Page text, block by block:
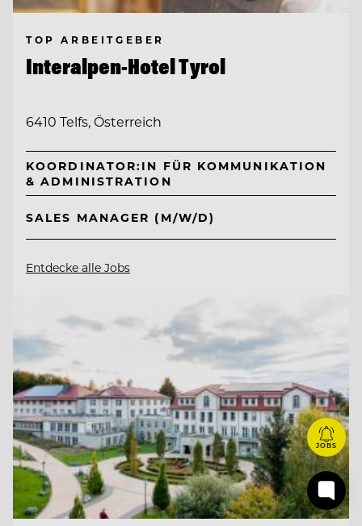
TOP ARBEITGEBER
Interalpen-Hotel Tyrol
6410 Telfs, Österreich
KOORDINATOR:IN FÜR KOMMUNIKATION
& ADMINISTRATION
SALES MANAGER (M/W/D)
Entdecke alle Jobs
JOBS